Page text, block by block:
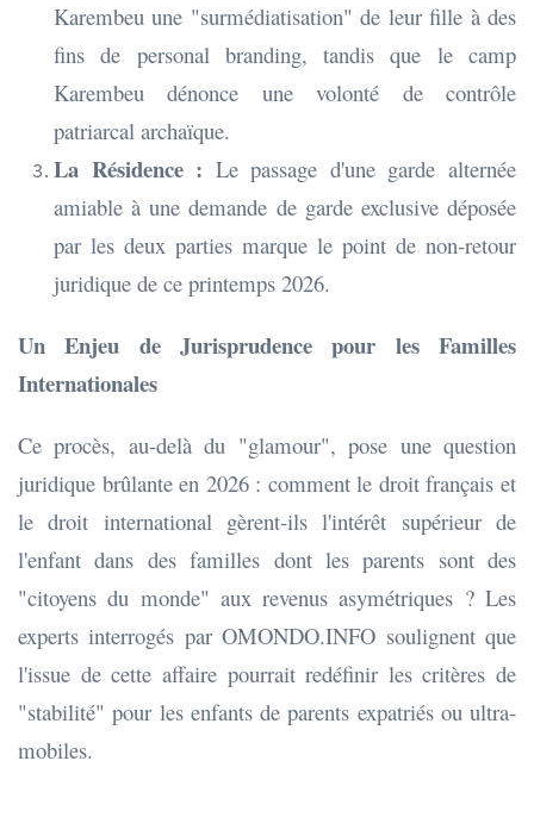
Karembeu une "surmédiatisation" de leur fille à des
fins de personal branding, tandis que le camp
Karembeu dénonce une volonté de contrôle
patriarcal archaïque.
La Résidence : Le passage d'une garde alternée
amiable à une demande de garde exclusive déposée
par les deux parties marque le point de non-retour
juridique de ce printemps 2026.
Un Enjeu de Jurisprudence pour les Familles
Internationales
Ce procès, au-delà du "glamour", pose une question
juridique brûlante en 2026 : comment le droit français et
le droit international gèrent-ils l'intérêt supérieur de
l'enfant dans des familles dont les parents sont des
"citoyens du monde" aux revenus asymétriques ? Les
experts interrogés par OMONDO.INFO soulignent que
l'issue de cette affaire pourrait redéfinir les critères de
"stabilité" pour les enfants de parents expatriés ou ultra-
mobiles.